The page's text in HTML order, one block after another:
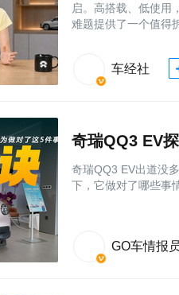
启。高搭载、低使用
难题提供了一个值得
车经社
奇瑞QQ3 EV出道没
下，它做对了哪些事
GO车情报